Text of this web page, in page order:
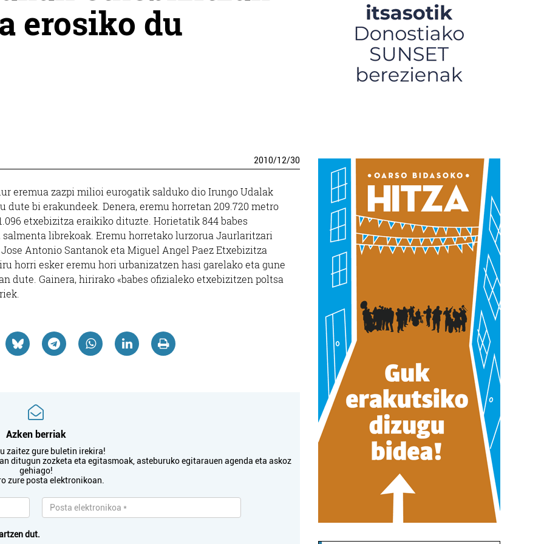
erosiko du
2010/12/30
eremua zazpi milioi eurogatik salduko dio Irungo Udalak
bi erakundeek. Denera, eremu horretan 209.720 metro
etxebizitza eraikiko dituzte. Horietatik 844 babes
librekoak. Eremu horretako lurzorua Jaurlaritzari
Antonio Santanok eta Miguel Angel Paez Etxebizitza
horri esker eremu hori urbanizatzen hasi garelako eta gune
dute. Gainera, hirirako «babes ofizialeko etxebizitzen poltsa
Azken berriak
zaitez gure buletin irekira!
ditugun zozketa eta egitasmoak, asteburuko egitarauen agenda eta askoz
gehiago!
zure posta elektronikoan.
dut.